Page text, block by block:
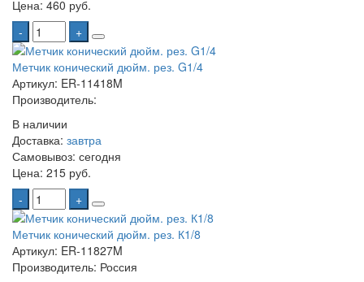
Цена: 460 руб.
-
+
Метчик конический дюйм. рез. G1/4
Артикул: ER-11418M
Производитель:
В наличии
Доставка: завтра
Самовывоз: сегодня
Цена: 215 руб.
-
+
Метчик конический дюйм. рез. К1/8
Артикул: ER-11827M
Производитель: Россия